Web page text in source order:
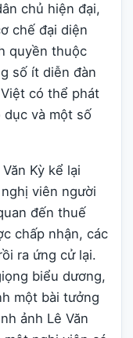
chủ hiện đại,
chế đại diện
quyền thuộc
số ít diễn đàn
có thể phát
dục và một số
Kỳ kể lại
viên người
đến thuế
chấp nhận, các
ra ứng cử lại.
biểu dương,
một bài tưởng
ảnh Lê Văn